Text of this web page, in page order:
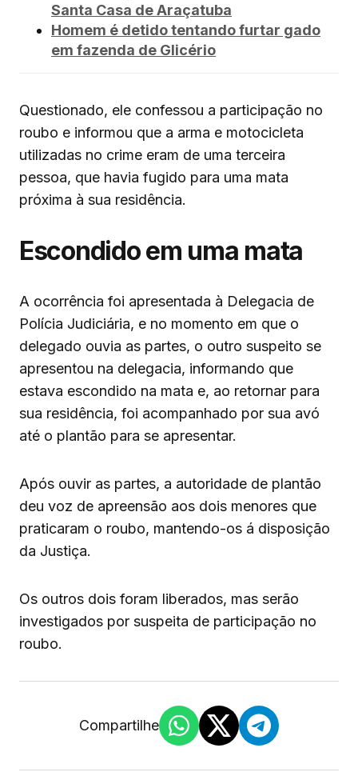
Santa Casa de Araçatuba
Homem é detido tentando furtar gado
em fazenda de Glicério
Questionado, ele confessou a participação no
roubo e informou que a arma e motocicleta
utilizadas no crime eram de uma terceira
pessoa, que havia fugido para uma mata
próxima à sua residência.
Escondido em uma mata
A ocorrência foi apresentada à Delegacia de
Polícia Judiciária, e no momento em que o
delegado ouvia as partes, o outro suspeito se
apresentou na delegacia, informando que
estava escondido na mata e, ao retornar para
sua residência, foi acompanhado por sua avó
até o plantão para se apresentar.
Após ouvir as partes, a autoridade de plantão
deu voz de apreensão aos dois menores que
praticaram o roubo, mantendo-os á disposição
da Justiça.
Os outros dois foram liberados, mas serão
investigados por suspeita de participação no
roubo.
Compartilhe